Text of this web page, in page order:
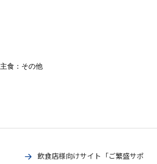
主食：その他
飲食店様向けサイト「ご繁盛サポ